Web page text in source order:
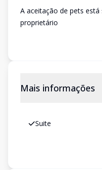
A aceitação de pets
proprietário
Mais informações
Suite